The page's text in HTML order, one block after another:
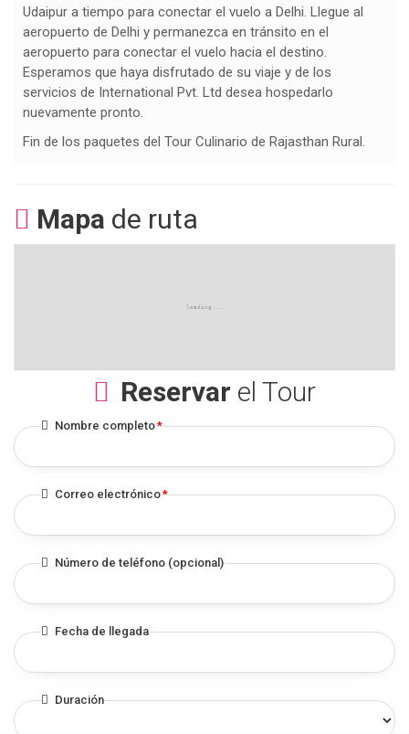
Udaipur a tiempo para conectar el vuelo a Delhi. Llegue al
aeropuerto de Delhi y permanezca en tránsito en el
aeropuerto para conectar el vuelo hacia el destino.
Esperamos que haya disfrutado de su viaje y de los
servicios de International Pvt. Ltd desea hospedarlo
nuevamente pronto.
Fin de los paquetes del Tour Culinario de Rajasthan Rural.
Mapa de ruta
Reservar el Tour
Nombre completo*
Correo electrónico*
Número de teléfono (opcional)
Fecha de llegada
Duración